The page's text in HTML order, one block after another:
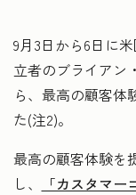
9月3日から6日に
立者のブライアン
ら、最高の顧客体
た(注2)。
最高の顧客体験を
し、
「カスタマ